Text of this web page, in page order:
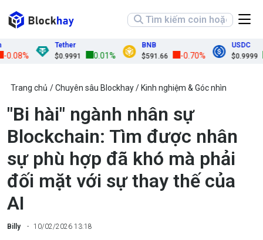
Tether
$0.9991
0.01%
BNB
$591.66
-0.70%
USDC
$0.9999
Trang chủ Chuyên sâu Blockhay Kinh nghiệm & Góc nhìn
"Bi hài" ngành nhân sự
Blockchain: Tìm được nhân
sự phù hợp đã khó mà phải
đối mặt với sự thay thế của
AI
Billy 10/02/2026 13:18